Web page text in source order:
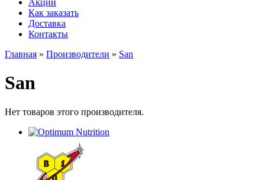
Акции
Как заказать
Доставка
Контакты
Главная » Производители » San
San
Нет товаров этого производителя.